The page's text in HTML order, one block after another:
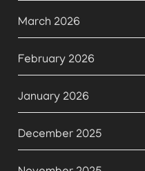
March 2026
February 2026
January 2026
December 2025